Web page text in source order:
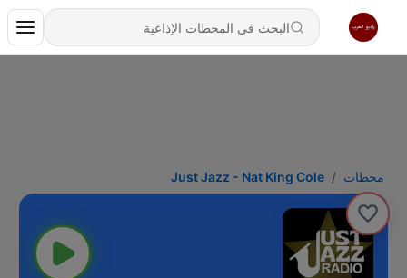
محطات Just Jazz - Nat King Cole